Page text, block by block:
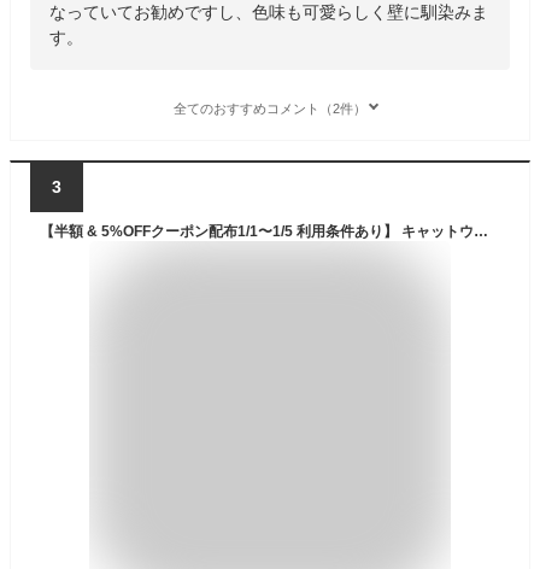
なっていてお勧めですし、色味も可愛らしく壁に馴染みま
す。
全てのおすすめコメント（2件）
3
【半額 & 5%OFFクーポン配布1/1〜1/5 利用条件あり】 キャットウォーク 壁を傷つけない 賃貸 穴あけ不要 爪とぎ キャットステップ キャットタワー キャット タワー 猫 家具 ドア掛け 吊り下げ 足場 ステップ 省スペース スリム